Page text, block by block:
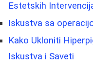
Estetskih
Iskustva sa
Kako Ukloniti
Iskustva i Saveti